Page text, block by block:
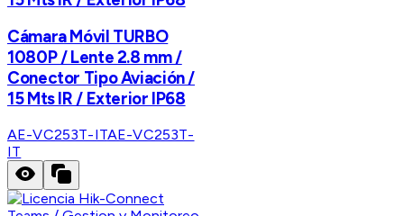
Cámara Móvil TURBO
1080P / Lente 2.8 mm /
Conector Tipo Aviación /
15 Mts IR / Exterior IP68
AE-VC253T-ITAE-VC253T-
IT